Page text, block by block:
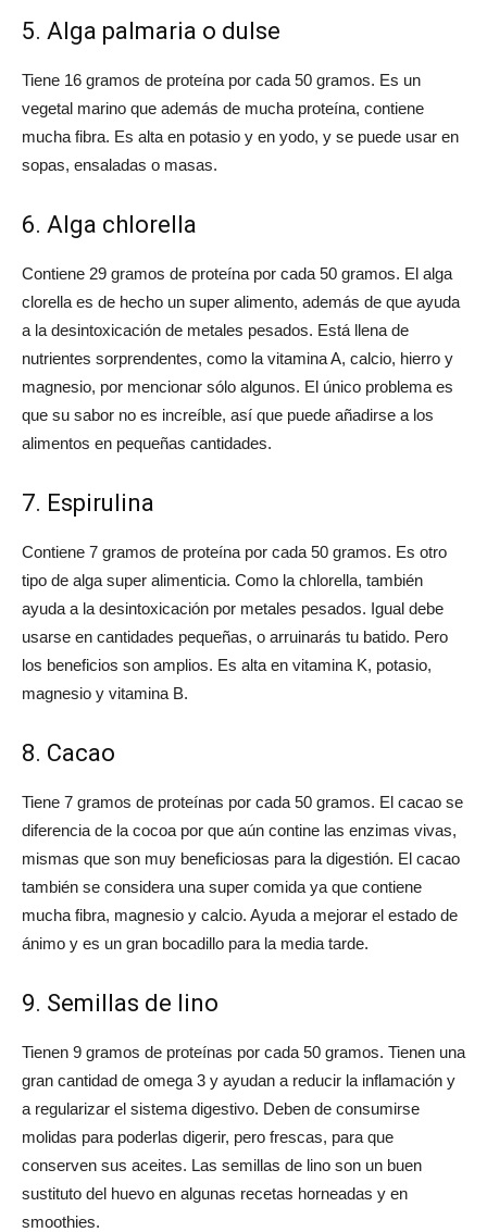
5. Alga palmaria o dulse
Tiene 16 gramos de proteína por cada 50 gramos. Es un
vegetal marino que además de mucha proteína, contiene
mucha fibra. Es alta en potasio y en yodo, y se puede usar en
sopas, ensaladas o masas.
6. Alga chlorella
Contiene 29 gramos de proteína por cada 50 gramos. El alga
clorella es de hecho un super alimento, además de que ayuda
a la desintoxicación de metales pesados. Está llena de
nutrientes sorprendentes, como la vitamina A, calcio, hierro y
magnesio, por mencionar sólo algunos. El único problema es
que su sabor no es increíble, así que puede añadirse a los
alimentos en pequeñas cantidades.
7. Espirulina
Contiene 7 gramos de proteína por cada 50 gramos. Es otro
tipo de alga super alimenticia. Como la chlorella, también
ayuda a la desintoxicación por metales pesados. Igual debe
usarse en cantidades pequeñas, o arruinarás tu batido. Pero
los beneficios son amplios. Es alta en vitamina K, potasio,
magnesio y vitamina B.
8. Cacao
Tiene 7 gramos de proteínas por cada 50 gramos. El cacao se
diferencia de la cocoa por que aún contine las enzimas vivas,
mismas que son muy beneficiosas para la digestión. El cacao
también se considera una super comida ya que contiene
mucha fibra, magnesio y calcio. Ayuda a mejorar el estado de
ánimo y es un gran bocadillo para la media tarde.
9. Semillas de lino
Tienen 9 gramos de proteínas por cada 50 gramos. Tienen una
gran cantidad de omega 3 y ayudan a reducir la inflamación y
a regularizar el sistema digestivo. Deben de consumirse
molidas para poderlas digerir, pero frescas, para que
conserven sus aceites. Las semillas de lino son un buen
sustituto del huevo en algunas recetas horneadas y en
smoothies.